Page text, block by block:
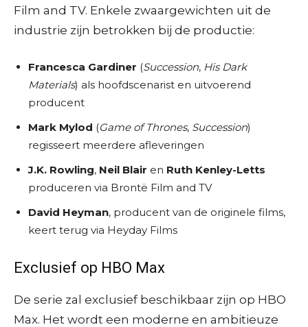
Film and TV. Enkele zwaargewichten uit de
industrie zijn betrokken bij de productie:
Francesca Gardiner (Succession, His Dark
Materials) als hoofdscenarist en uitvoerend
producent
Mark Mylod (Game of Thrones, Succession)
regisseert meerdere afleveringen
J.K. Rowling, Neil Blair en Ruth Kenley-Letts
produceren via Brontë Film and TV
David Heyman, producent van de originele films,
keert terug via Heyday Films
Exclusief op HBO Max
De serie zal exclusief beschikbaar zijn op HBO
Max. Het wordt een moderne en ambitieuze